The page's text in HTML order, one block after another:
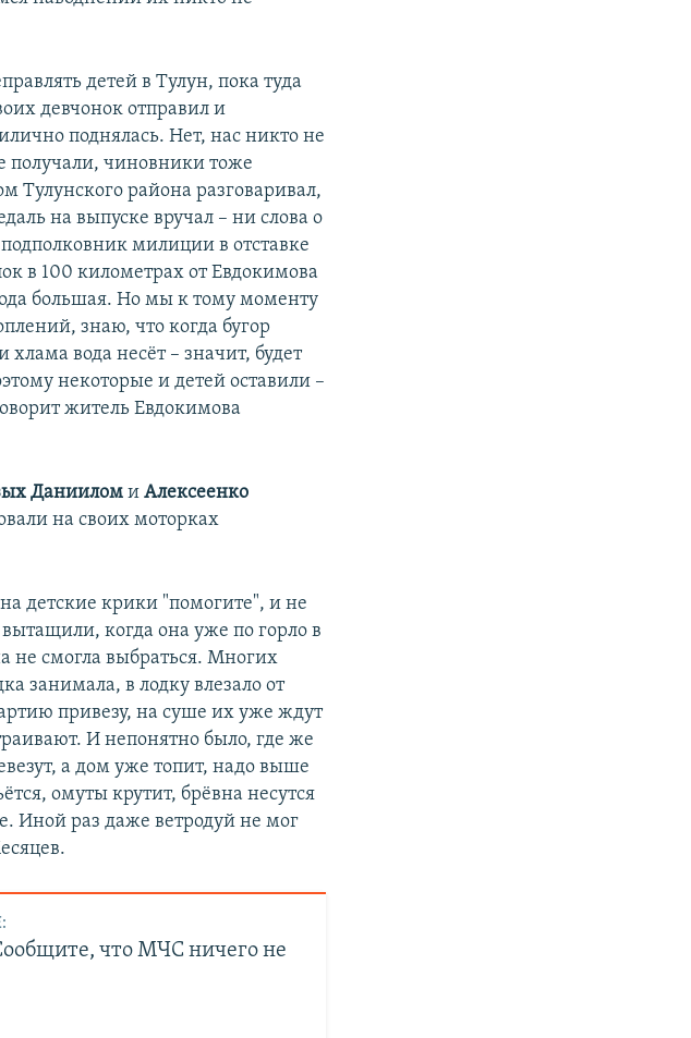
детей в Тулун, пока туда
девчонок отправил и
поднялась. Нет, нас никто не
чиновники тоже
Тулунского района разговаривал,
на выпуске вручал – ни слова о
милиции в отставке
в 100 километрах от Евдокимова
большая. Но мы к тому моменту
знаю, что когда бугор
вода несёт – значит, будет
некоторые и детей оставили –
житель Евдокимова
Даниилом иАлексеенко
на своих моторках
детские крики "помогите", и не
когда она уже по горло в
не смогла выбраться. Многих
занимала, в лодку влезало от
привезу, на суше их уже ждут
И непонятно было, где же
а дом уже топит, надо выше
омуты крутит, брёвна несутся
Иной раз даже ветродуй не мог
что МЧС ничего не